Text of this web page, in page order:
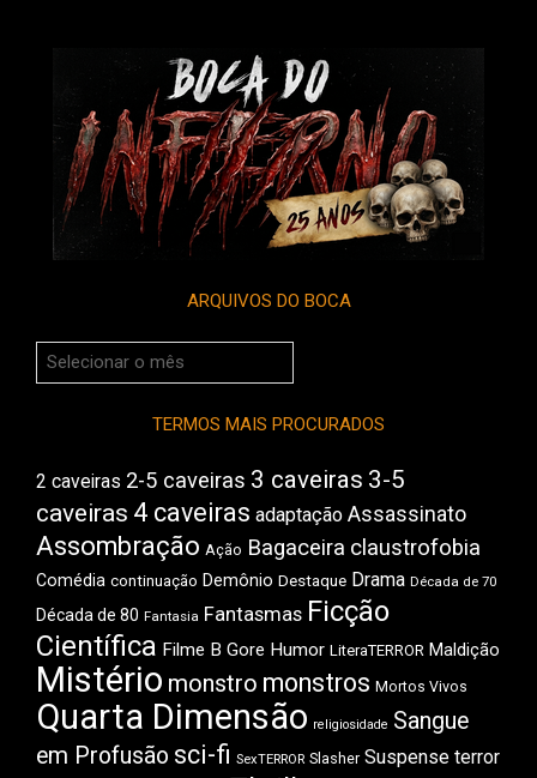
ARQUIVOS DO BOCA
Arquivos
do
TERMOS MAIS PROCURADOS
2 caveiras 2-5 caveiras 3 caveiras 3-5
caveiras 4 caveiras adaptação Assassinato
Assombração Ação Bagaceira claustrofobia
Comédia continuação Demônio Destaque Drama Década de 70
Década de 80 Fantasia Fantasmas Ficção
Científica Filme B Gore Humor LiteraTERROR Maldição
Mistério monstro monstros Mortos Vivos
Quarta Dimensão religiosidade Sangue
em Profusão sci-fi SexTERROR Slasher Suspense terror